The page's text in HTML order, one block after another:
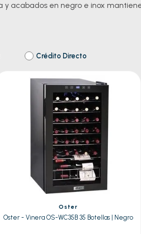
acabados en negro e inox
Crédito Directo
Oster
Oster - Vinera OS-WC35B 35 Botellas | Negro